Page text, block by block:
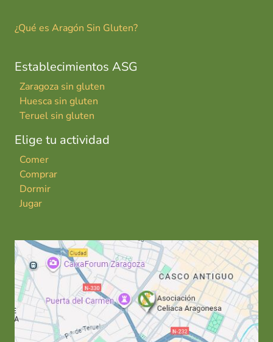
¿Qué es Aragón Sin Gluten?
Establecimientos ASG
Zaragoza sin gluten
Huesca sin gluten
Teruel sin gluten
Elige tu actividad
Comer
Comprar
Dormir
Jugar